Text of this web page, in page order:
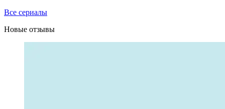
Все сериалы
Новые отзывы